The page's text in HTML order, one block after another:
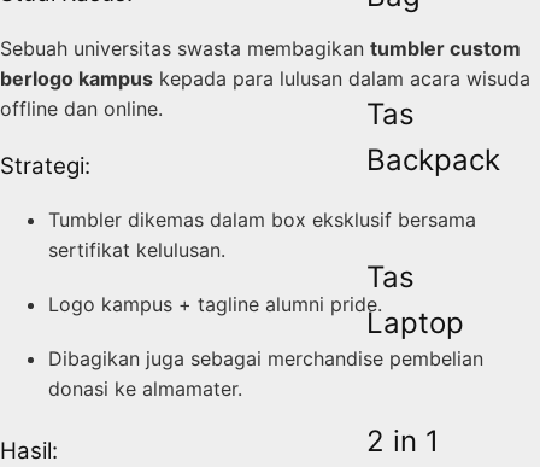
Tas
Backpack
Tas
Laptop
2 in 1
Sebuah universitas swasta membagikan tumbler custom
berlogo kampus kepada para lulusan dalam acara wisuda
offline dan online.
Strategi:
Tumbler dikemas dalam box eksklusif bersama
sertifikat kelulusan.
Logo kampus + tagline alumni pride.
Dibagikan juga sebagai merchandise pembelian
donasi ke almamater.
Hasil: